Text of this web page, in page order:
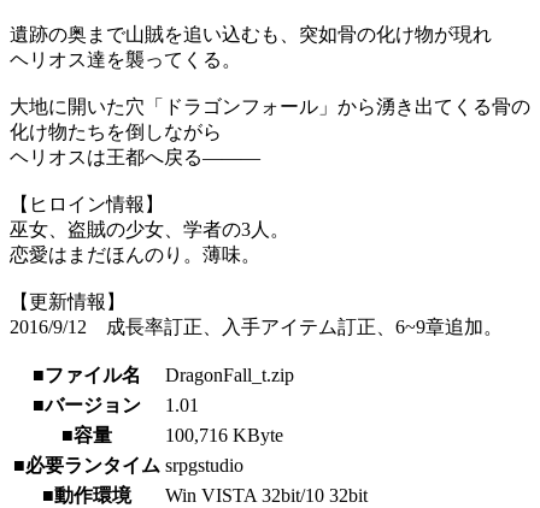
遺跡の奥まで山賊を追い込むも、突如骨の化け物が現れ
ヘリオス達を襲ってくる。
大地に開いた穴「ドラゴンフォール」から湧き出てくる骨の
化け物たちを倒しながら
ヘリオスは王都へ戻る―――
【ヒロイン情報】
巫女、盗賊の少女、学者の3人。
恋愛はまだほんのり。薄味。
【更新情報】
2016/9/12 成長率訂正、入手アイテム訂正、6~9章追加。
■ファイル名
DragonFall_t.zip
■バージョン
1.01
■容量
100,716 KByte
■必要ランタイム srpgstudio
■動作環境
Win VISTA 32bit/10 32bit